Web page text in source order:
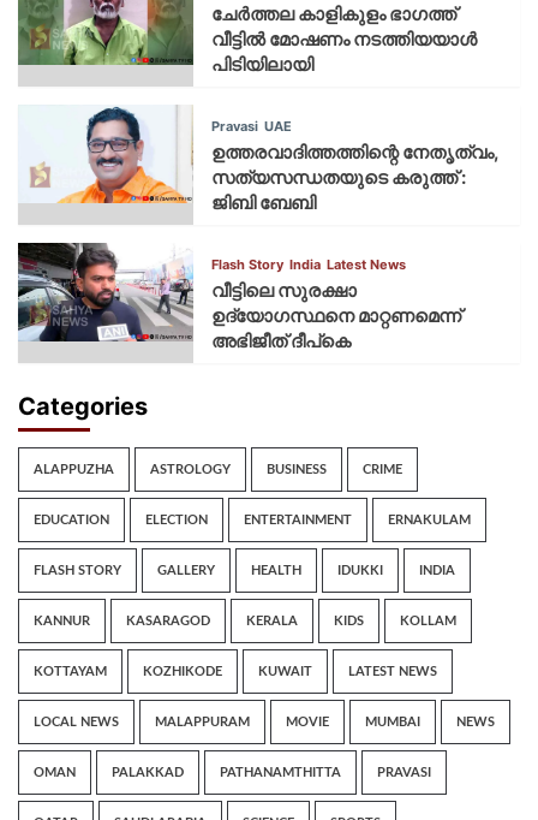
ചേർത്തല കാളികുളം ഭാഗത്ത്
വീട്ടിൽ മോഷണം നടത്തിയയാൾ
പിടിയിലായി
Pravasi UAE
ഉത്തരവാദിത്തത്തിന്റെ നേതൃത്വം,
സത്യസന്ധതയുടെ കരുത്ത് :
ജിബി ബേബി
Flash Story India Latest News
വീട്ടിലെ സുരക്ഷാ
ഉദ്യോഗസ്ഥനെ മാറ്റണമെന്ന്
അഭിജീത് ദീപ്‌കെ
Categories
ALAPPUZHA ASTROLOGY BUSINESS CRIME
EDUCATION ELECTION ENTERTAINMENT ERNAKULAM
FLASH STORY GALLERY HEALTH IDUKKI INDIA
KANNUR KASARAGOD KERALA KIDS KOLLAM
KOTTAYAM KOZHIKODE KUWAIT LATEST NEWS
LOCAL NEWS MALAPPURAM MOVIE MUMBAI NEWS
OMAN PALAKKAD PATHANAMTHITTA PRAVASI